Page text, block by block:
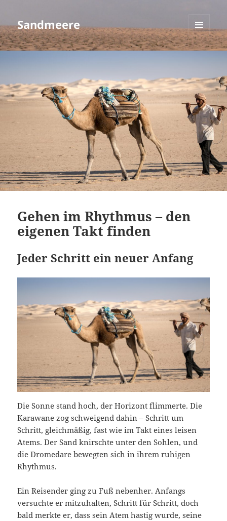
Sandmeere
MENÜ
UND
Gehen im Rhythmus – den
eigenen Takt finden
Jeder Schritt ein neuer Anfang
Die Sonne stand hoch, der Horizont flimmerte. Die
Karawane zog schweigend dahin – Schritt um
Schritt, gleichmäßig, fast wie im Takt eines leisen
Atems. Der Sand knirschte unter den Sohlen, und
die Dromedare bewegten sich in ihrem ruhigen
Rhythmus.
Ein Reisender ging zu Fuß nebenher. Anfangs
versuchte er mitzuhalten, Schritt für Schritt, doch
bald merkte er, dass sein Atem hastig wurde, seine